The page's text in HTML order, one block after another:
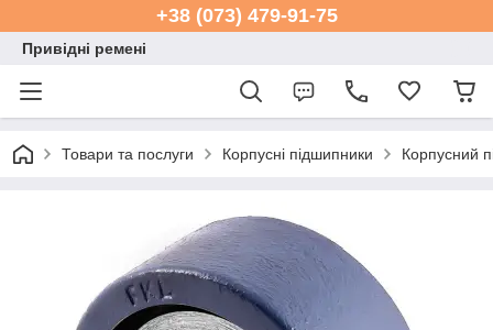
+38 (073) 479-91-75
Привідні ремені
Товари та послуги Корпусні підшипники Корпусний